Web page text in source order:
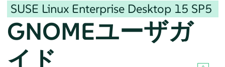
SUSE Linux Enterprise Desktop 15 SP5
GNOMEユーザガ
イド